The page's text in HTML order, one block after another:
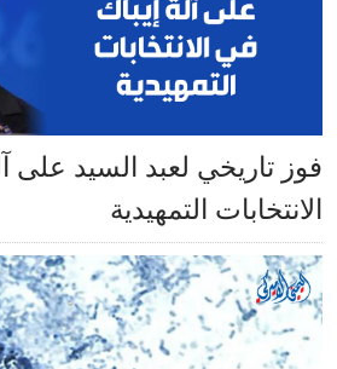
فوز تاريخي لعبد السيد على
الانتخابات التمهيدية